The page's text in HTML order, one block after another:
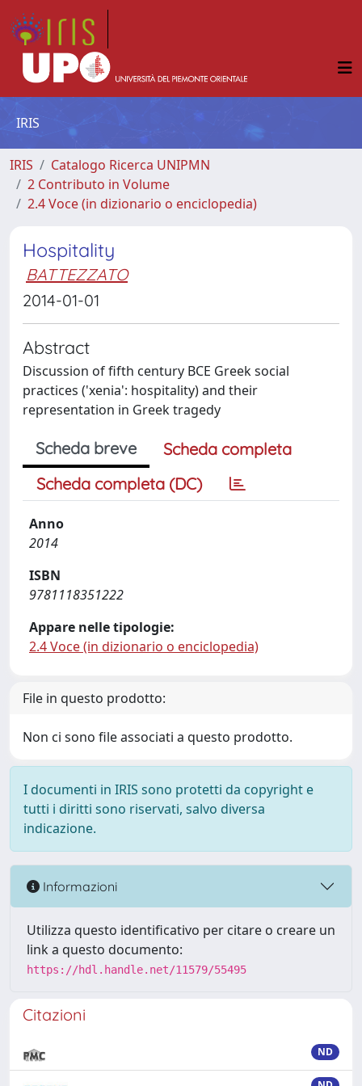
IRIS
IRIS
Catalogo Ricerca UNIPMN
2 Contributo in Volume
2.4 Voce (in dizionario o enciclopedia)
Hospitality
BATTEZZATO
2014-01-01
Abstract
Discussion of fifth century BCE Greek social
practices ('xenia': hospitality) and their
representation in Greek tragedy
Scheda breve
Scheda completa
Scheda completa (DC)
Anno
2014
ISBN
9781118351222
Appare nelle tipologie:
2.4 Voce (in dizionario o enciclopedia)
File in questo prodotto:
Non ci sono file associati a questo prodotto.
I documenti in IRIS sono protetti da copyright e
tutti i diritti sono riservati, salvo diversa
indicazione.
Informazioni
Utilizza questo identificativo per citare o creare un
link a questo documento:
https://hdl.handle.net/11579/55495
Citazioni
ND